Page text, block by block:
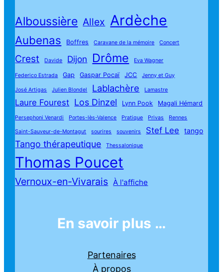
Alboussière Allex Ardèche
Aubenas Boffres Caravane de la mémoire Concert
Crest Davide Dijon Drôme Eva Wagner
Federico Estrada Gap Gaspar Pocaï JCC Jenny et Guy
José Artigas Julien Blondel Lablachère Lamastre
Laure Fourest Los Dinzel Lynn Pook Magali Hémard
Persephoni Venardi Portes-lès-Valence Pratique Privas Rennes
Saint-Sauveur-de-Montagut sourires souvenirs Stef Lee tango
Tango thérapeutique Thessalonique
Thomas Poucet
Vernoux-en-Vivarais À l'affiche
En savoir plus …
Partenaires
À propos